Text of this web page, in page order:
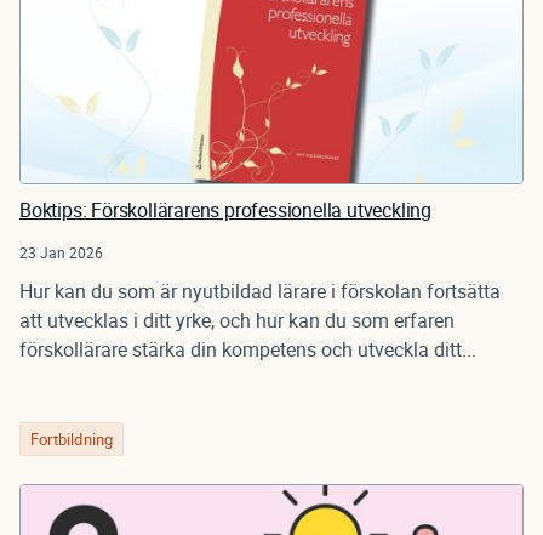
Boktips: Förskollärarens professionella utveckling
23 Jan 2026
Hur kan du som är nyutbildad lärare i förskolan fortsätta
att utvecklas i ditt yrke, och hur kan du som erfaren
förskollärare stärka din kompetens och utveckla ditt...
Fortbildning